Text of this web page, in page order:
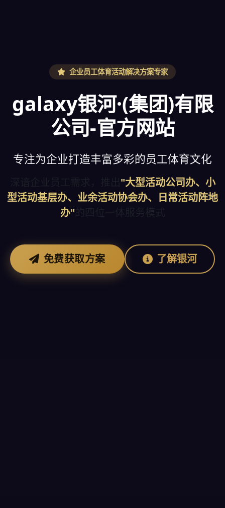
企业员工体育活动解决方案专家
galaxy银河·(集团)有限
公司-官方网站
专注为企业打造丰富多彩的员工体育文化
"大型活动公司办、小
型活动基层办、业余活动协会办、日常活动阵地
办"
免费获取方案 了解银河